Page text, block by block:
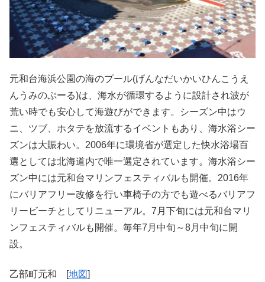
元和台海浜公園の海のプール(げんなだいかいひんこうえ
んうみのぷーる)は、海水が循環するように設計され波が
荒い時でも安心して海遊びができます。シーズン中はウ
ニ、ツブ、ホタテを放流するイベントもあり、海水浴シー
ズンは大賑わい。2006年に環境省が選定した快水浴場百
選としては北海道内で唯一選定されています。海水浴シー
ズン中には元和台マリンフェスティバルも開催。2016年
にバリアフリー改修を行い車椅子の方でも遊べるバリアフ
リービーチとしてリニューアル。7月下旬には元和台マリ
ンフェスティバルも開催。毎年7月中旬～8月中旬に開
設。
乙部町元和 [地図]